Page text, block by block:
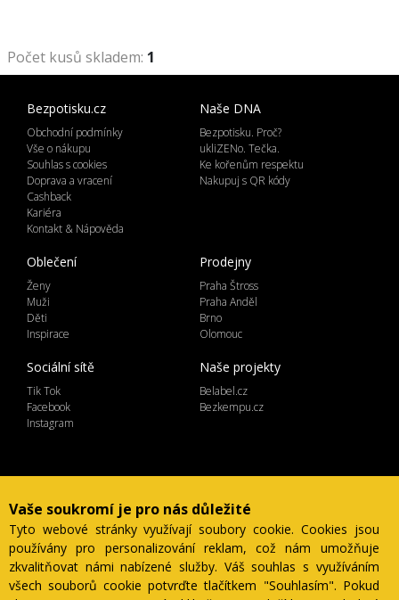
Vaše soukromí je pro nás důležité
Tyto webové stránky využívají soubory cookie. Cookies jsou
používány pro personalizování reklam, což nám umožňuje
zkvalitňovat námi nabízené služby. Váš souhlas s využíváním
všech souborů cookie potvrďte tlačítkem "Souhlasím". Pokud
Počet kusů skladem: 1
Bezpotisku.cz
Obchodní podmínky
Vše o nákupu
Souhlas s cookies
Doprava a vracení
Cashback
Kariéra
Kontakt & Nápověda
Naše DNA
Bezpotisku. Proč?
ukliZENo. Tečka.
Ke kořenům respektu
Nakupuj s QR kódy
Oblečení
Ženy
Muži
Děti
Inspirace
Prodejny
Praha Štross
Praha Anděl
Brno
Olomouc
Sociální sítě
Tik Tok
Facebook
Instagram
Naše projekty
Belabel.cz
Bezkempu.cz
Lemicom spol. s r.o. | IČ 27561054
Ve Žlíbku 1800/77, hala A2, Praha 9, 19300
Česká Republika